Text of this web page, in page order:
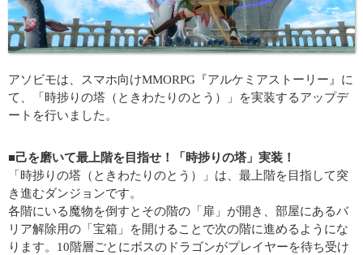
アソビモは、スマホ向けMMORPG『アルケミアストーリー』に
て、「時捗りの塔（ときわたりのとう）」を実装するアップデ
ートを行いました。
■己を磨いて最上階を目指せ！「時捗りの塔」実装！
「時捗りの塔（ときわたりのとう）」は、最上階を目指して突
き進むダンジョンです。
各階にいる魔物を倒すとその階の「扉」が開き、部屋にあるバ
リア解除用の「宝箱」を開けることで次の階に進めるようにな
ります。10階層ごとにボスのドラゴンがプレイヤーを待ち受け